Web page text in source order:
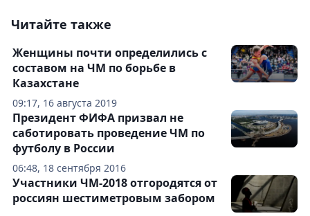
Читайте также
09:17, 16 августа 2019
Женщины почти определились с
составом на ЧМ по борьбе в
Казахстане
06:48, 18 сентября 2016
Президент ФИФА призвал не
саботировать проведение ЧМ по
футболу в России
Участники ЧМ-2018 отгородятся от
россиян шестиметровым забором